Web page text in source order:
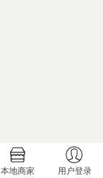
本地商家 用户登录